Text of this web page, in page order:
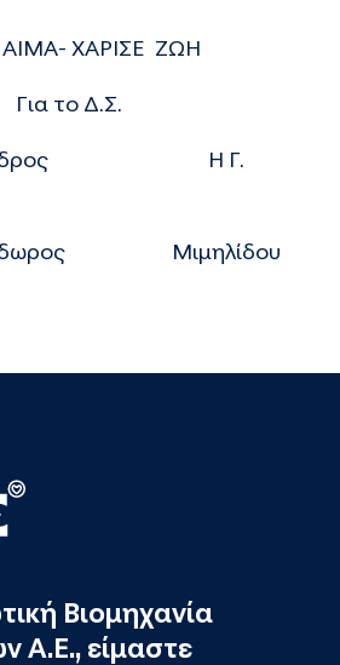
ΧΑΡΙΣΕ ΖΩΗ
Για το Δ.Σ.
Η Γ.
Μιμηλίδου
Βιομηχανία
Α.Ε., είμαστε